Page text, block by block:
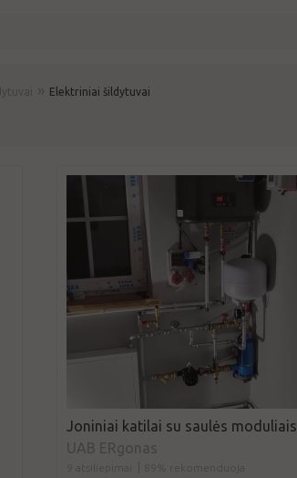
Elektriniai šildytuvai
Joniniai katilai su saulės moduliais
UAB ERgonas